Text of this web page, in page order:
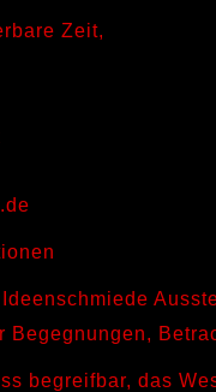
Zeit,
Begegnungen,
begreifbar, das